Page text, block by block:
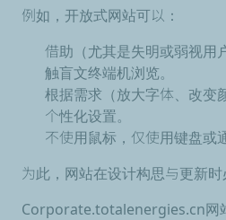
例如，开放式网站可以：
借助（尤其是失明或弱视用
触盲文终端机浏览。
根据需求（放大字体、改变
个性化设置。
不使用鼠标，仅使用键盘
为此，网站在设计构思与更新时
Corporate.totalenergies.cn网